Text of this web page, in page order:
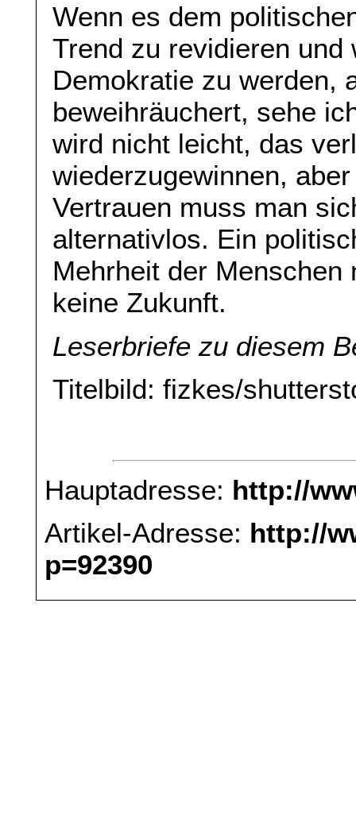
Wenn es dem
Trend zu revidieren und
Demokratie zu werden,
beweihräuchert, sehe
wird nicht leicht, das
wiederzugewinnen,
Vertrauen muss man
alternativlos. Ein
Mehrheit der
keine Zukunft.
Leserbriefe zu diesem
Titelbild: fizkes/
Hauptadresse: http://
Artikel-Adresse: http://
p=92390